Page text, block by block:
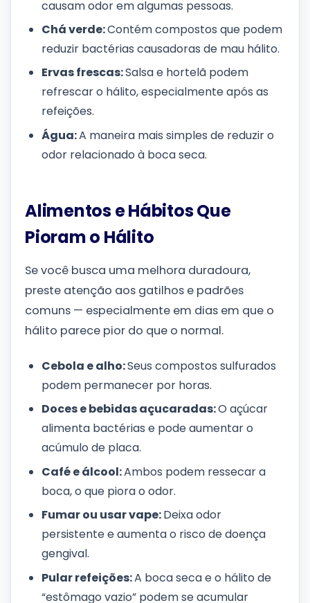
causam odor em algumas pessoas.
Chá verde:Contém compostos que podem
reduzir bactérias causadoras de mau hálito.
Ervas frescas:Salsa e hortelã podem
refrescar o hálito, especialmente após as
refeições.
Água:A maneira mais simples de reduzir o
odor relacionado à boca seca.
Alimentos e Hábitos Que
Pioram o Hálito
Se você busca uma melhora duradoura,
preste atenção aos gatilhos e padrões
comuns — especialmente em dias em que o
hálito parece pior do que o normal.
Cebola e alho:Seus compostos sulfurados
podem permanecer por horas.
Doces e bebidas açucaradas:O açúcar
alimenta bactérias e pode aumentar o
acúmulo de placa.
Café e álcool:Ambos podem ressecar a
boca, o que piora o odor.
Fumar ou usar vape:Deixa odor
persistente e aumenta o risco de doença
gengival.
Pular refeições:A boca seca e o hálito de
“estômago vazio” podem se acumular